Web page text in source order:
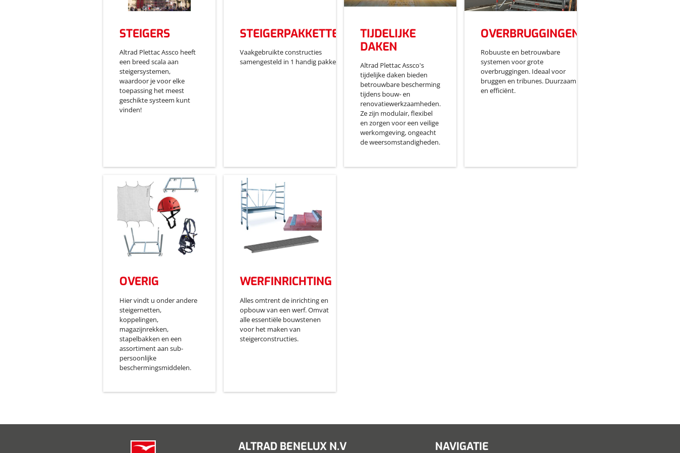
STEIGERS
Altrad Plettac Assco heeft
een breed scala aan
steigersystemen,
waardoor je voor elke
toepassing het meest
geschikte systeem kunt
vinden!
STEIGERPAKKETTEN
Vaakgebruikte constructies
samengesteld in 1 handig pakket
TIJDELIJKE
DAKEN
Altrad Plettac Assco's
tijdelijke daken bieden
betrouwbare bescherming
tijdens bouw- en
renovatiewerkzaamheden.
Ze zijn modulair, flexibel
en zorgen voor een veilige
werkomgeving, ongeacht
de weersomstandigheden.
OVERBRUGGINGEN
Robuuste en betrouwbare
systemen voor grote
overbruggingen. Ideaal voor
bruggen en tribunes. Duurzaam
en efficiënt.
OVERIG
Hier vindt u onder andere
steigernetten,
koppelingen,
magazijnrekken,
stapelbakken en een
assortiment aan sub-
persoonlijke
beschermingsmiddelen.
WERFINRICHTING
Alles omtrent de inrichting en
opbouw van een werf. Omvat
alle essentiële bouwstenen
voor het maken van
steigerconstructies.
ALTRAD BENELUX N.V NAVIGATIE